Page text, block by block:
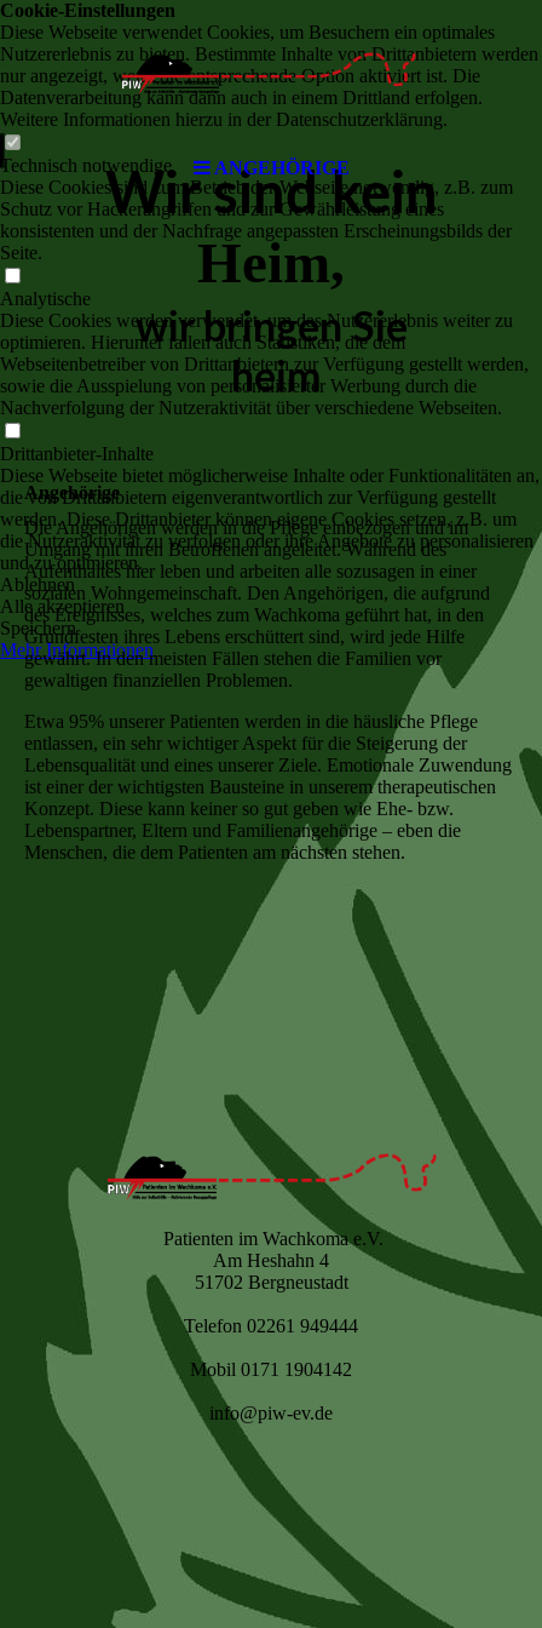
ANGEHÖRIGE
Wir sind kein
Heim,
wir bringen Sie
heim
Angehörige
Die Angehörigen werden in die Pflege einbezogen und im
Umgang mit ihren Betroffenen angeleitet. Während des
Aufenthaltes hier leben und arbeiten alle sozusagen in einer
sozialen Wohngemeinschaft. Den Angehörigen, die aufgrund
des Ereignisses, welches zum Wachkoma geführt hat, in den
Grundfesten ihres Lebens erschüttert sind, wird jede Hilfe
gewährt. In den meisten Fällen stehen die Familien vor
gewaltigen finanziellen Problemen.
Etwa 95% unserer Patienten werden in die häusliche Pflege
entlassen, ein sehr wichtiger Aspekt für die Steigerung der
Lebensqualität und eines unserer Ziele. Emotionale Zuwendung
ist einer der wichtigsten Bausteine in unserem therapeutischen
Konzept. Diese kann keiner so gut geben wie Ehe- bzw.
Lebenspartner, Eltern und Familienangehörige – eben die
Menschen, die dem Patienten am nächsten stehen.
Patienten im Wachkoma e.V.
Am Heshahn 4
51702 Bergneustadt
Telefon 02261 949444
Mobil 0171 1904142
info@piw-ev.de
Cookie-Einstellungen
Diese Webseite verwendet Cookies, um Besuchern ein optimales
Nutzererlebnis zu bieten. Bestimmte Inhalte von Drittanbietern werden
nur angezeigt, wenn die entsprechende Option aktiviert ist. Die
Datenverarbeitung kann dann auch in einem Drittland erfolgen.
Weitere Informationen hierzu in der Datenschutzerklärung.
Technisch notwendige
Diese Cookies sind zum Betrieb der Webseite notwendig, z.B. zum
Schutz vor Hackerangriffen und zur Gewährleistung eines
konsistenten und der Nachfrage angepassten Erscheinungsbilds der
Seite.
Analytische
Diese Cookies werden verwendet, um das Nutzererlebnis weiter zu
optimieren. Hierunter fallen auch Statistiken, die dem
Webseitenbetreiber von Drittanbietern zur Verfügung gestellt werden,
sowie die Ausspielung von personalisierter Werbung durch die
Nachverfolgung der Nutzeraktivität über verschiedene Webseiten.
Drittanbieter-Inhalte
Diese Webseite bietet möglicherweise Inhalte oder Funktionalitäten an,
die von Drittanbietern eigenverantwortlich zur Verfügung gestellt
werden. Diese Drittanbieter können eigene Cookies setzen, z.B. um
die Nutzeraktivität zu verfolgen oder ihre Angebote zu personalisieren
und zu optimieren.
Ablehnen
Alle akzeptieren
Speichern
Mehr Informationen